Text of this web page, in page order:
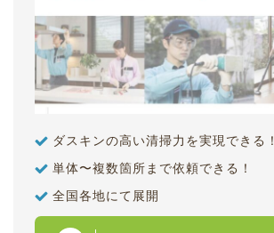
ダスキンの高い清掃力を実現できる！
単体〜複数箇所まで依頼できる！
全国各地にて展開